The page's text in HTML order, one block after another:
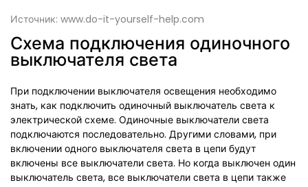
Источник: www.do-it-yourself-help.com
Схема подключения одиночного
выключателя света
При подключении выключателя освещения необходимо
знать, как подключить одиночный выключатель света к
электрической схеме. Одиночные выключатели света
подключаются последовательно. Другими словами, при
включении одного выключателя света в цепи будут
включены все выключатели света. Но когда выключен один
выключатель света, все выключатели света в цепи также